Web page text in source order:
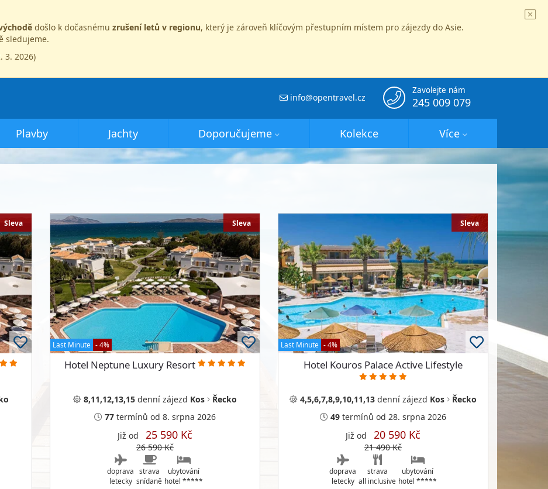
došlo k dočasnému zrušení letů v regionu, který je zároveň klíčovým přestupním místem pro zájezdy do Asie.
sledujeme.
3. 2026)
Zavolejte nám
245 009 079
info@opentravel.cz
Plavby Jachty Doporučujeme Kolekce Více
Sleva Sleva
Last Minute - 4%
Hotel Neptune Luxury Resort
8,11,12,13,15 denní zájezd Kos
Řecko
77 termínů od 8. srpna 2026
Již od 25 590 Kč
26 590 Kč
doprava
letecky
strava
snídaně
ubytování
hotel *****
Sleva
Last Minute - 4%
Hotel Kouros Palace Active Lifestyle
4,5,6,7,8,9,10,11,13 denní zájezd Kos
Řecko
49 termínů od 28. srpna 2026
Již od 20 590 Kč
21 490 Kč
doprava
letecky
strava
all inclusive
ubytování
hotel *****